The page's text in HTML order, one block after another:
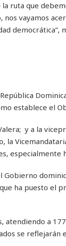
ruta que
vayamos
democrática”,
establece el
y a la
la
especialmente
ha puesto el
a
se